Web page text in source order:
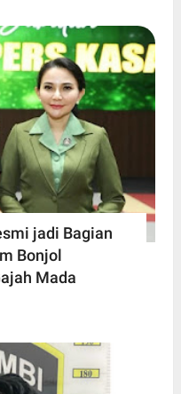
jadi Bagian
Bonjol
Mada